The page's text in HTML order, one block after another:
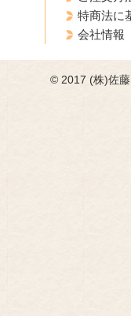
特商法に
会社情報
© 2017 (株)佐